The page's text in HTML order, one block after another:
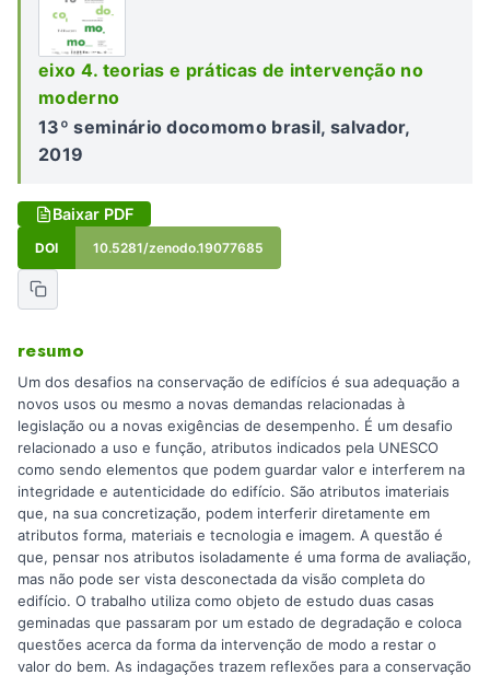
eixo 4. teorias e práticas de intervenção no
moderno
13º seminário docomomo brasil, salvador,
2019
Baixar PDF
DOI 10.5281/zenodo.19077685
resumo
Um dos desafios na conservação de edifícios é sua adequação a
novos usos ou mesmo a novas demandas relacionadas à
legislação ou a novas exigências de desempenho. É um desafio
relacionado a uso e função, atributos indicados pela UNESCO
como sendo elementos que podem guardar valor e interferem na
integridade e autenticidade do edifício. São atributos imateriais
que, na sua concretização, podem interferir diretamente em
atributos forma, materiais e tecnologia e imagem. A questão é
que, pensar nos atributos isoladamente é uma forma de avaliação,
mas não pode ser vista desconectada da visão completa do
edifício. O trabalho utiliza como objeto de estudo duas casas
geminadas que passaram por um estado de degradação e coloca
questões acerca da forma da intervenção de modo a restar o
valor do bem. As indagações trazem reflexões para a conservação